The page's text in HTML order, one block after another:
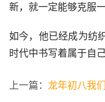
新，就一定能够克服一
如今，他已经成为纺
时代中书写着属于自己
上一篇： 龙年初八我